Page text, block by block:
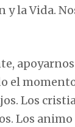
y la Vida.
el
Los
Los